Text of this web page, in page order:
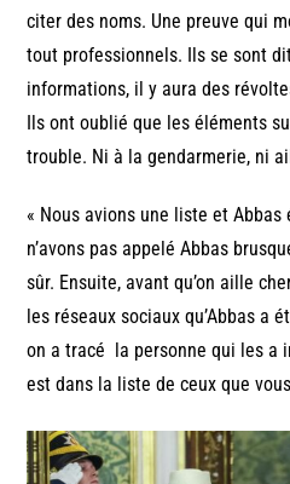
citer des noms. Une preuve qui
tout professionnels. Ils se sont
informations, il y aura des
Ils ont oublié que les éléments
trouble. Ni à la gendarmerie, ni
« Nous avions une liste et
n’avons pas appelé Abbas
sûr. Ensuite, avant qu’on aille
les réseaux sociaux qu’Abbas a
on a tracé la personne qui les a
est dans la liste de ceux que